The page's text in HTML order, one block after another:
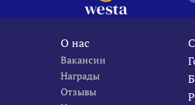
О нас
Вакансии
Награды
Отзывы